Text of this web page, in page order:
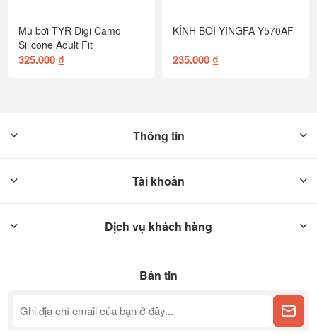
Mũ bơi TYR Digi Camo
Silicone Adult Fit
325.000 ₫
KÍNH BƠI YINGFA Y570AF
235.000 ₫
Thông tin
Tài khoản
Dịch vụ khách hàng
Bản tin